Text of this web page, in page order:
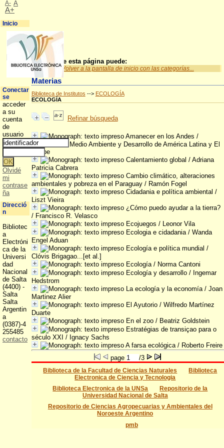
A partir de esta página puede:
Volver a la pantalla de inicio con las categorías...
Materias
Biblioteca de Institutos --> ECOLOGÍA
ECOLOGÍA
Refinar búsqueda
Amanecer en los Andes /
Comisión de Medio Ambiente y Desarrollo de América Latina y El
Caribe
Calentamiento global / Adriana
Patricia Cabrera
Cambio climático, alteraciones
ambientales y pobreza en el Paraguay/ Ramón Fogel
Cidadania e política ambiental /
Liszt Vieira
¿Cómo puedo ayudar a la tierra?
/ Francisco R. Velasco
Ecojuegos / Leonor Vila
Ecologia e cidadania/ Wanda
Engel Aduan
Ecología e política mundial /
Clóvis Brigagao...[et al.]
Ecología/ Norma Cantoni
Ecología y desarrollo/ Ingemar
Hedstrom
La ecología y la economía/ Joan
Martinez Alier
El Ayutorio/ Wilfredo Martínez
Duarte
En el zoo/ Beatriz Goldstein
Estratégias de transiçao para o
século XXI / Ignacy Sachs
A farsa ecológica/ Roberto Freire
page
/3
Biblioteca de la Facultad de Ciencias Naturales
Biblioteca
Electronica de Ciencia y Tecnologia
Biblioteca Electronica de la UNSa
Repositorio de la
Universidad Nacional de Salta
Repositorio de Ciencias Agropecuarias y Ambientales del
Noroeste Argentino
pmb
A- A
A+
Inicio
Conectar
se
acceder
a su
cuenta
de
usuario
Olvidé
mi
contrase
ña
Direcció
n
Bibliotec
a
Electróni
ca de la
Universi
dad
Nacional
de Salta
(4400) -
Salta
Salta
Argentin
a
(0387)-4
255485
contacto